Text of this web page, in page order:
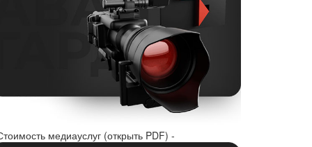
медиауслуг (открыть PDF) -